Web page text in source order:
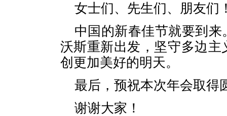
女士们、先生们、朋友们
中国的新春佳节就要到
沃斯重新出发，坚守多边
创更加美好的明天。
最后，预祝本次年会取得
谢谢大家！